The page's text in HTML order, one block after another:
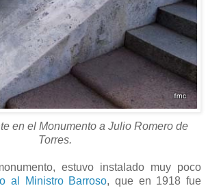
en el Monumento a Julio Romero de
Torres.
estuvo instalado muy poco
al Ministro Barroso, que en 1918 fue